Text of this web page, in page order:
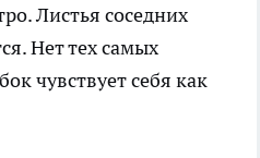
Листья соседних
Нет тех самых
чувствует себя как